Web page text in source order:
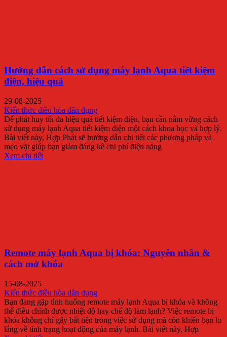
Hướng dẫn cách sử dụng máy lạnh Aqua tiết kiệm
điện, hiệu quả
29-08-2025
Kiến thức điều hòa dân dụng
Để phát huy tối đa hiệu quả tiết kiệm điện, bạn cần nắm vững cách
sử dụng máy lạnh Aqua tiết kiệm điện một cách khoa học và hợp lý.
Bài viết này, Hợp Phát sẽ hướng dẫn chi tiết các phương pháp và
mẹo vặt giúp bạn giảm đáng kể chi phí điện năng
Xem chi tiết
Remote máy lạnh Aqua bị khóa: Nguyên nhân &
cách mở khóa
15-08-2025
Kiến thức điều hòa dân dụng
Bạn đang gặp tình huống remote máy lạnh Aqua bị khóa và không
thể điều chỉnh được nhiệt độ hay chế độ làm lạnh? Việc remote bị
khóa không chỉ gây bất tiện trong việc sử dụng mà còn khiến bạn lo
lắng về tình trạng hoạt động của máy lạnh. Bài viết này, Hợp